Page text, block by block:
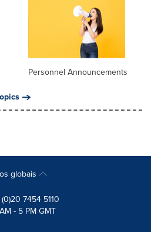
Personnel Announcements
globais
7454 5110
- 5 PM GMT